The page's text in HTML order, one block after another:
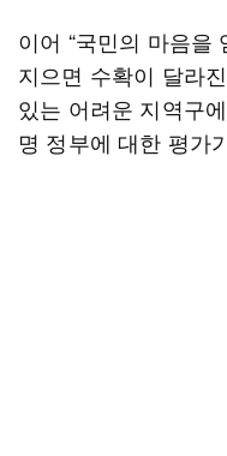
이어 “국민의 마음을
지으면 수확이 달라
있는 어려운 지역구
명 정부에 대한 평가